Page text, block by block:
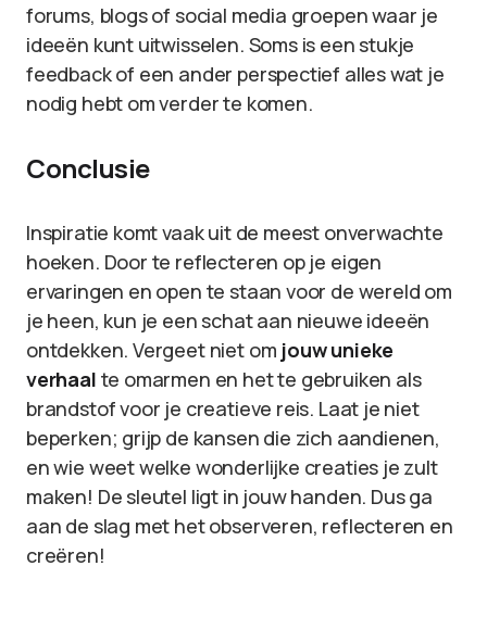
forums, blogs of social media groepen waar je
ideeën kunt uitwisselen. Soms is een stukje
feedback of een ander perspectief alles wat je
nodig hebt om verder te komen.
Conclusie
Inspiratie komt vaak uit de meest onverwachte
hoeken. Door te reflecteren op je eigen
ervaringen en open te staan voor de wereld om
je heen, kun je een schat aan nieuwe ideeën
ontdekken. Vergeet niet om jouw unieke
verhaal te omarmen en het te gebruiken als
brandstof voor je creatieve reis. Laat je niet
beperken; grijp de kansen die zich aandienen,
en wie weet welke wonderlijke creaties je zult
maken! De sleutel ligt in jouw handen. Dus ga
aan de slag met het observeren, reflecteren en
creëren!